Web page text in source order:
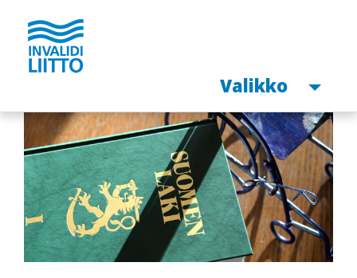
Hyppää
pääsisältöön
Avaa
Valikko